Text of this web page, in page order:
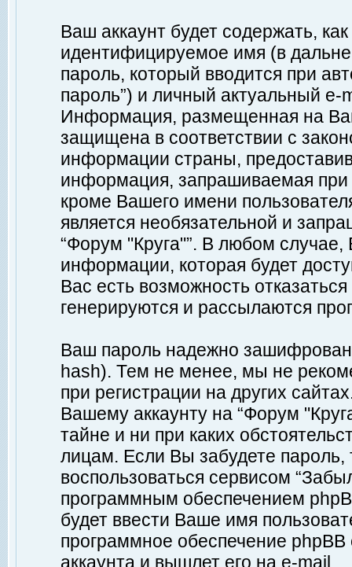
Ваш аккаунт будет содержать,
идентифицируемое имя (в
пароль, который вводится при
пароль”) и личный актуальный
Информация, размещенная на
защищена в соответствии с
информации страны,
информация, запрашиваемая при
кроме Вашего имени
является необязательной и
“Форум "Круга"”. В любом
информации, которая будет
Вас есть возможность
генерируются и рассылаются
Ваш пароль надежно
hash). Тем не менее, мы не
при регистрации на других
Вашему аккаунту на “Форум
тайне и ни при каких
лицам. Если Вы забудете пароль,
воспользоваться сервисом
программным обеспечением
будет ввести Ваше имя
программное обеспечение
аккаунта и вышлет его на e-mail.